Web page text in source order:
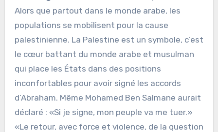
Alors que partout dans le monde arabe, les
populations se mobilisent pour la cause
palestinienne. La Palestine est un symbole, c’est
le cœur battant du monde arabe et musulman
qui place les États dans des positions
inconfortables pour avoir signé les accords
d’Abraham. Même Mohamed Ben Salmane aurait
déclaré : «Si je signe, mon peuple va me tuer.»
«Le retour, avec force et violence, de la question